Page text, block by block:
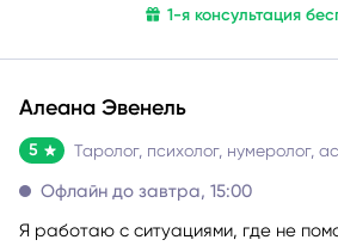
ассоциативными картами,
и окружении.
0 ₽/мин180 ₽/
Алеана Эвенель
5
Офлайн до завтра, 15:00